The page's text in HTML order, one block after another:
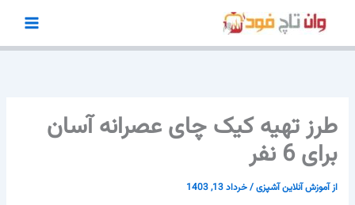
محتوا
طرز تهیه کیک چای عصرانه آسان
برای 6 نفر
ازآموزش آنلاین آشپزی/خرداد 13, 1403